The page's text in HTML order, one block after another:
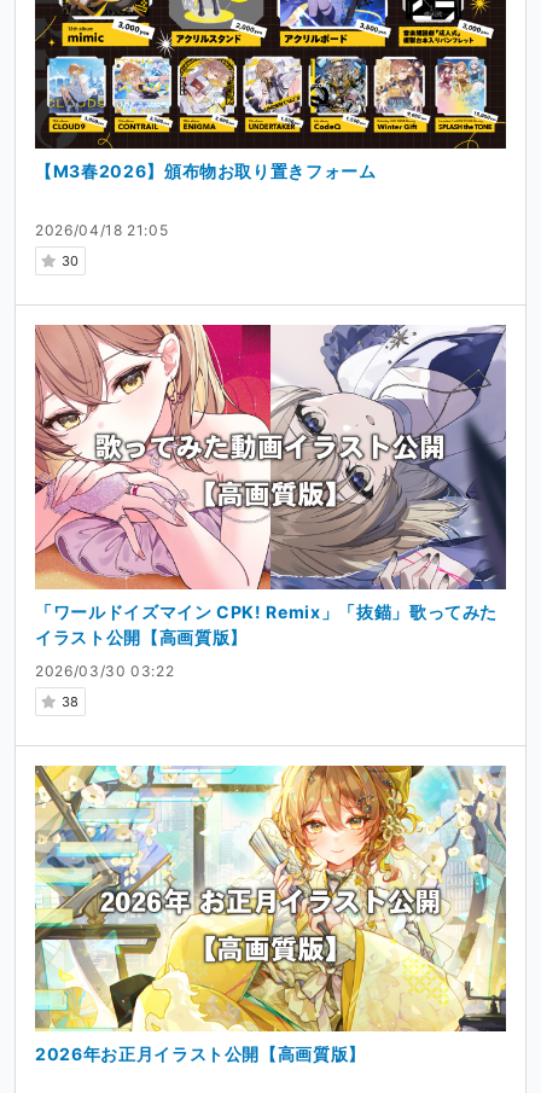
2026/04/18 21:05
30
【M3春2026】頒布物お取り置きフォーム
2026/03/30 03:22
38
「ワールドイズマイン CPK! Remix」「抜錨」歌ってみた
イラスト公開【高画質版】
2026年お正月イラスト公開【高画質版】